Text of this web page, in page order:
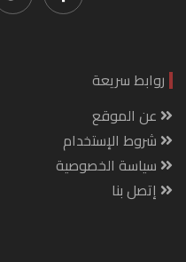
روابط سريعة
عن الموقع
شروط الإستخدام
سياسة الخصوصية
إتصل بنا